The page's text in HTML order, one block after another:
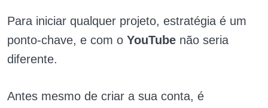
Para iniciar qualquer projeto, estratégia é um
ponto-chave, e com o YouTube não seria
diferente.
Antes mesmo de criar a sua conta, é